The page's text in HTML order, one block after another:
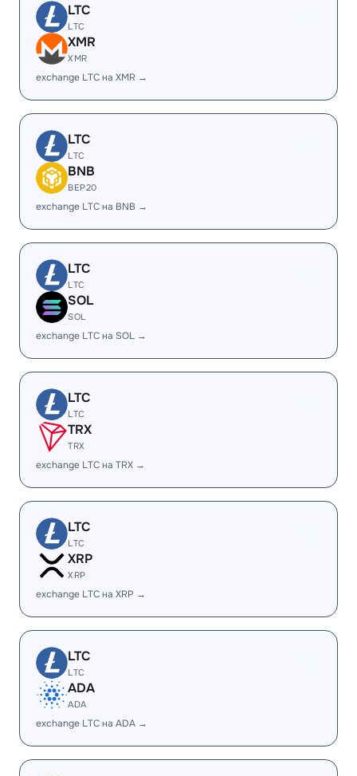
LTC
LTC
XMR
XMR
exchange LTC на XMR →
LTC
LTC
BNB
BEP20
exchange LTC на BNB →
LTC
LTC
SOL
SOL
exchange LTC на SOL →
LTC
LTC
TRX
TRX
exchange LTC на TRX →
LTC
LTC
XRP
XRP
exchange LTC на XRP →
LTC
LTC
ADA
ADA
exchange LTC на ADA →